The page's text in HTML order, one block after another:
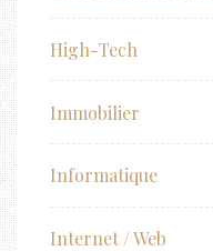
High-Tech
Immobilier
Informatique
Internet / Web